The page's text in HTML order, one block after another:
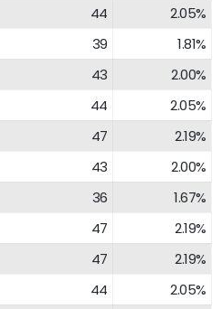
44
2.05%
39
1.81%
43
2.00%
44
2.05%
47
2.19%
43
2.00%
36
1.67%
47
2.19%
47
2.19%
44
2.05%